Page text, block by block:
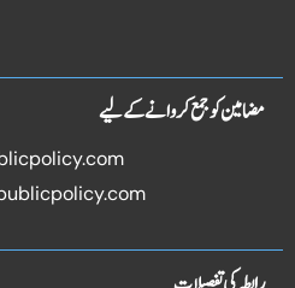
مضامین کو جمع کروانے کے لیے